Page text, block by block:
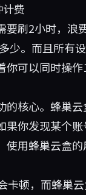
费
刷2小时，浪
少。而且所有
可以同时操作
的核心。蜂巢
果你发现某个
用蜂巢云盒
卡顿，而蜂巢